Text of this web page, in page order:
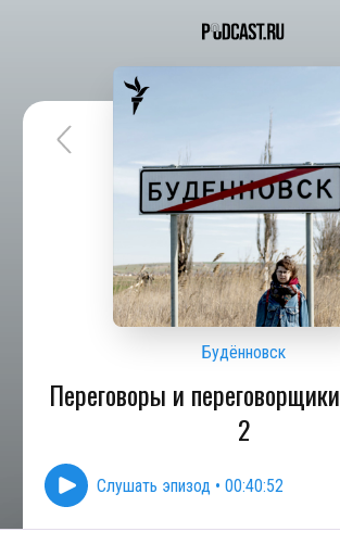
Будённовск
Переговоры и
2
Слушать эпизод • 00:40:52